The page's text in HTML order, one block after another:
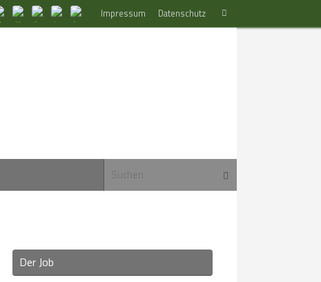
Impressum Datenschutz
nach:
Suchen
Suchen
Der Job